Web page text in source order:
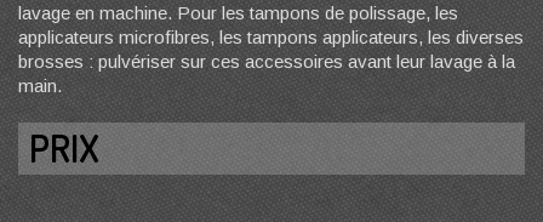
lavage en machine. Pour les tampons de polissage, les
applicateurs microfibres, les tampons applicateurs, les diverses
brosses : pulvériser sur ces accessoires avant leur lavage à la
main.
PRIX